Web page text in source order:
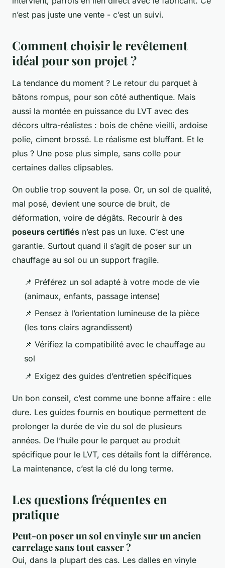
n’est pas juste une vente - c’est un suivi.
Comment choisir le revêtement
idéal pour son projet ?
La tendance du moment ? Le retour du parquet à
bâtons rompus, pour son côté authentique. Mais
aussi la montée en puissance du LVT avec des
décors ultra-réalistes : bois de chêne vieilli, ardoise
polie, ciment brossé. Le réalisme est bluffant. Et le
plus ? Une pose plus simple, sans colle pour
certaines dalles clipsables.
On oublie trop souvent la pose. Or, un sol de qualité,
mal posé, devient une source de bruit, de
déformation, voire de dégâts. Recourir à des
poseurs certifiés n’est pas un luxe. C’est une
garantie. Surtout quand il s’agit de poser sur un
chauffage au sol ou un support fragile.
📌 Préférez un sol adapté à votre mode de vie
(animaux, enfants, passage intense)
📌 Pensez à l’orientation lumineuse de la pièce
(les tons clairs agrandissent)
📌 Vérifiez la compatibilité avec le chauffage au
sol
📌 Exigez des guides d’entretien spécifiques
Un bon conseil, c’est comme une bonne affaire : elle
dure. Les guides fournis en boutique permettent de
prolonger la durée de vie du sol de plusieurs
années. De l’huile pour le parquet au produit
spécifique pour le LVT, ces détails font la différence.
La maintenance, c’est la clé du long terme.
Les questions fréquentes en
pratique
Peut-on poser un sol en vinyle sur un ancien
carrelage sans tout casser ?
Oui, dans la plupart des cas. Les dalles en vinyle